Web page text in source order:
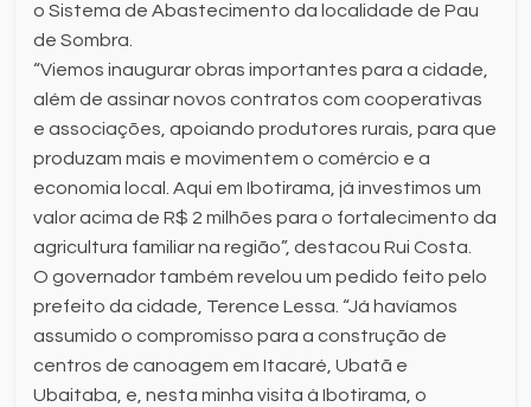
o Sistema de Abastecimento da localidade de Pau
de Sombra.
“Viemos inaugurar obras importantes para a cidade,
além de assinar novos contratos com cooperativas
e associações, apoiando produtores rurais, para que
produzam mais e movimentem o comércio e a
economia local. Aqui em Ibotirama, já investimos um
valor acima de R$ 2 milhões para o fortalecimento da
agricultura familiar na região”, destacou Rui Costa.
O governador também revelou um pedido feito pelo
prefeito da cidade, Terence Lessa. “Já havíamos
assumido o compromisso para a construção de
centros de canoagem em Itacaré, Ubatã e
Ubaitaba, e, nesta minha visita à Ibotirama, o